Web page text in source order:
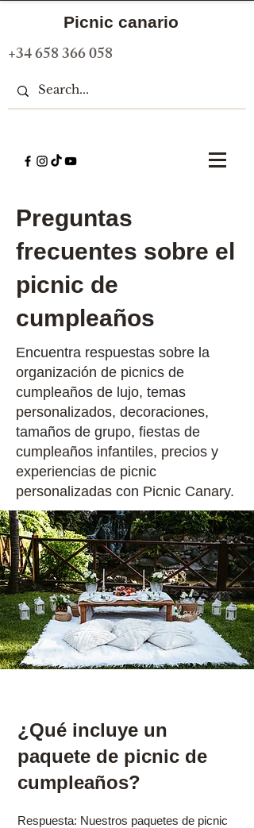
Picnic canario
+34 658 366 058
Preguntas
frecuentes sobre el
picnic de
cumpleaños
Encuentra respuestas sobre la
organización de picnics de
cumpleaños de lujo, temas
personalizados, decoraciones,
tamaños de grupo, fiestas de
cumpleaños infantiles, precios y
experiencias de picnic
personalizadas con Picnic Canary.
¿Qué incluye un
paquete de picnic de
cumpleaños?
Respuesta: Nuestros paquetes de picnic